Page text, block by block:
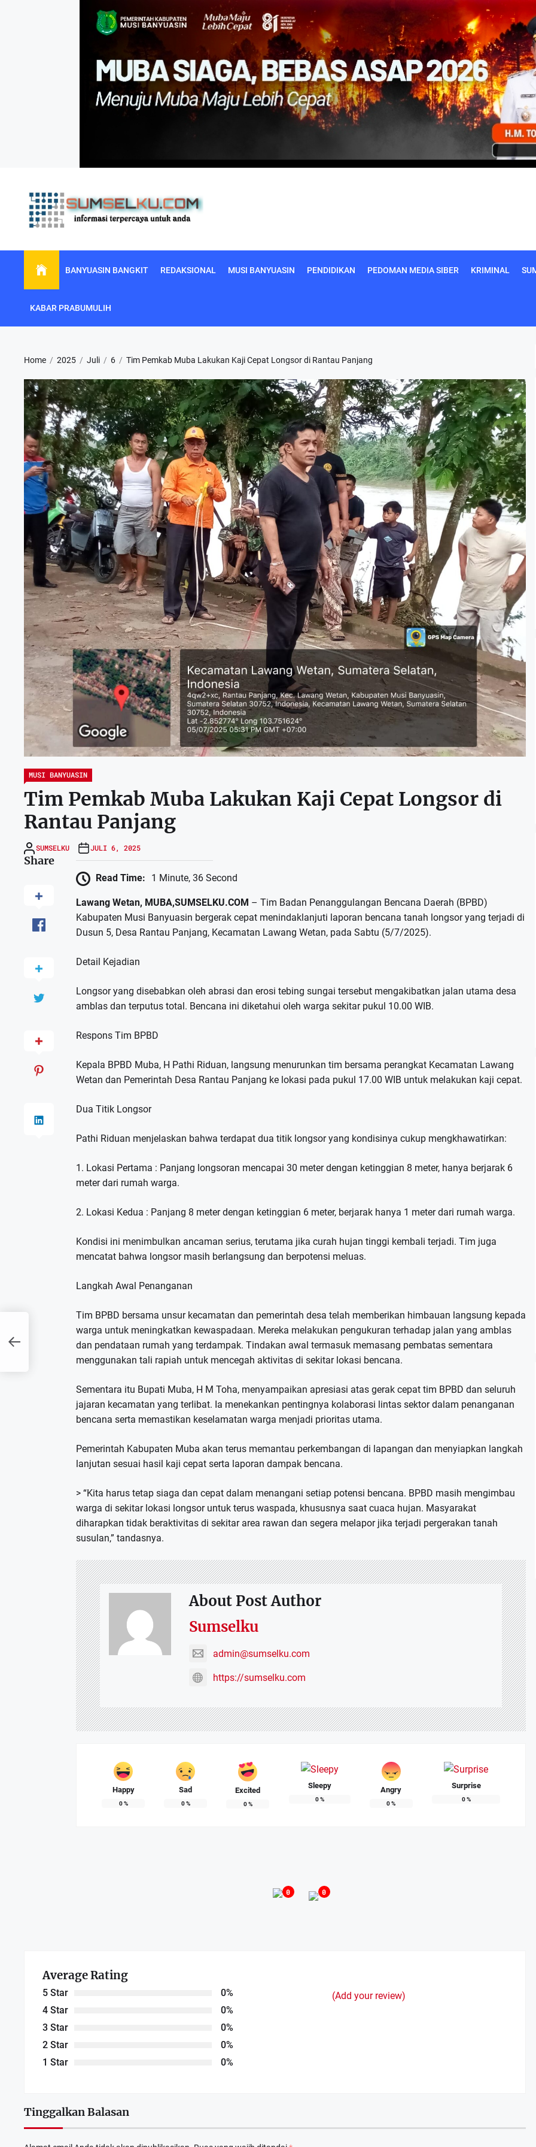
BANYUASIN BANGKIT REDAKSIONAL MUSI BANYUASIN PENDIDIKAN PEDOMAN MEDIA SIBER KRIMINAL
KABAR PRABUMULIH
Home 2025 Juli 6 Tim Pemkab Muba Lakukan Kaji Cepat Longsor di Rantau Panjang
MUSI BANYUASIN
Tim Pemkab Muba Lakukan Kaji Cepat Longsor di
Rantau Panjang
SUMSELKU JULI 6, 2025
Share
Read Time: 1 Minute, 36 Second
Lawang Wetan, MUBA,SUMSELKU.COM – Tim Badan Penanggulangan Bencana Daerah (BPBD)
Kabupaten Musi Banyuasin bergerak cepat menindaklanjuti laporan bencana tanah longsor yang terjadi di
Dusun 5, Desa Rantau Panjang, Kecamatan Lawang Wetan, pada Sabtu (5/7/2025).
Detail Kejadian
Longsor yang disebabkan oleh abrasi dan erosi tebing sungai tersebut mengakibatkan jalan utama desa
amblas dan terputus total. Bencana ini diketahui oleh warga sekitar pukul 10.00 WIB.
Respons Tim BPBD
Kepala BPBD Muba, H Pathi Riduan, langsung menurunkan tim bersama perangkat Kecamatan Lawang
Wetan dan Pemerintah Desa Rantau Panjang ke lokasi pada pukul 17.00 WIB untuk melakukan kaji cepat.
Dua Titik Longsor
Pathi Riduan menjelaskan bahwa terdapat dua titik longsor yang kondisinya cukup mengkhawatirkan:
1. Lokasi Pertama : Panjang longsoran mencapai 30 meter dengan ketinggian 8 meter, hanya berjarak 6
meter dari rumah warga.
2. Lokasi Kedua : Panjang 8 meter dengan ketinggian 6 meter, berjarak hanya 1 meter dari rumah warga.
Kondisi ini menimbulkan ancaman serius, terutama jika curah hujan tinggi kembali terjadi. Tim juga
mencatat bahwa longsor masih berlangsung dan berpotensi meluas.
Langkah Awal Penanganan
Tim BPBD bersama unsur kecamatan dan pemerintah desa telah memberikan himbauan langsung kepada
warga untuk meningkatkan kewaspadaan. Mereka melakukan pengukuran terhadap jalan yang amblas
dan pendataan rumah yang terdampak. Tindakan awal termasuk memasang pembatas sementara
menggunakan tali rapiah untuk mencegah aktivitas di sekitar lokasi bencana.
Sementara itu Bupati Muba, H M Toha, menyampaikan apresiasi atas gerak cepat tim BPBD dan seluruh
jajaran kecamatan yang terlibat. Ia menekankan pentingnya kolaborasi lintas sektor dalam penanganan
bencana serta memastikan keselamatan warga menjadi prioritas utama.
Pemerintah Kabupaten Muba akan terus memantau perkembangan di lapangan dan menyiapkan langkah
lanjutan sesuai hasil kaji cepat serta laporan dampak bencana.
> “Kita harus tetap siaga dan cepat dalam menangani setiap potensi bencana. BPBD masih mengimbau
warga di sekitar lokasi longsor untuk terus waspada, khususnya saat cuaca hujan. Masyarakat
diharapkan tidak beraktivitas di sekitar area rawan dan segera melapor jika terjadi pergerakan tanah
susulan,” tandasnya.
About Post Author
Sumselku
admin@sumselku.com
https://sumselku.com
Happy
0%
Sad
0%
Excited
0%
Sleepy
0%
Angry
0%
Surprise
0%
0 0
Average Rating
5 Star
0%
4 Star
0%
3 Star
0%
2 Star
0%
1 Star
0%
(Add your review)
Tinggalkan Balasan